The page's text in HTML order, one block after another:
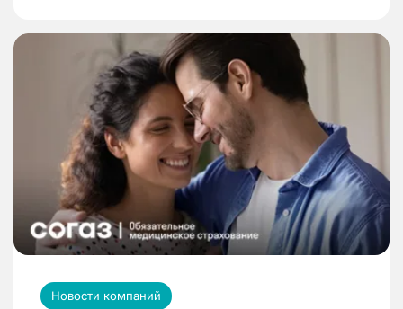
Новости компаний